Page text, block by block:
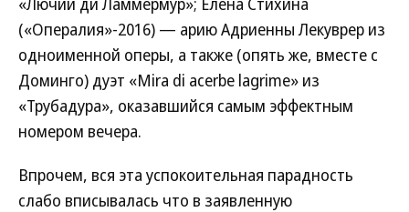
(«Опералия»-2016) — арию Адриенны Лекуврер из
одноименной оперы, а также (опять же, вместе с
Доминго) дуэт «Mira di acerbe lagrime» из
«Трубадура», оказавшийся самым эффектным
номером вечера.
Впрочем, вся эта успокоительная парадность
слабо вписывалась что в заявленную